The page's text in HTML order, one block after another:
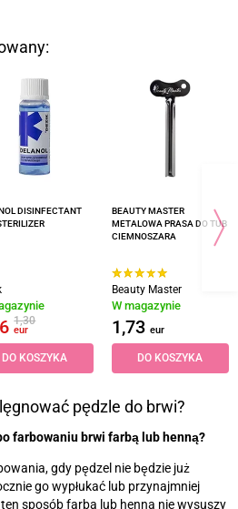
DISINFECTANT
1,30
eur
DO KOSZYKA
BEAUTY MASTER
METALOWA PRASA DO TUB
CIEMNOSZARA
Beauty Master
W magazynie
1,73 eur
DO KOSZYKA
pędzle do brwi?
farbowaniu brwi farbą lub henną?
gdy pędzel nie będzie już
go wypłukać lub przynajmniej
sposób farba lub henna nie wysuszy